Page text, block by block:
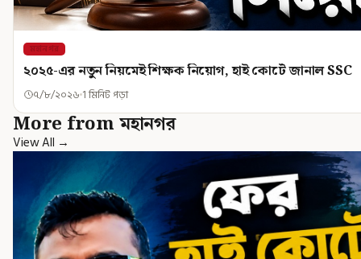
মহানগর
২০২৫-এর নতুন নিয়মেই শিক্ষক নিয়োগ, হাই কোর্টে জানাল SSC
৭/৮/২০২৬ 1 মিনিট পড়া
More from মহানগর
View All →